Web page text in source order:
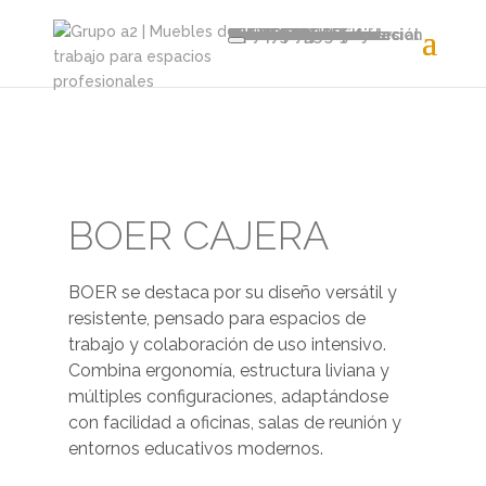
Home
Productos
Sillas y Sillones
Sillas Operativas
Sillones Gerenciales
Sillas Meeting
Soft Seating
Sillas Plásticas y fijas
Taburetes y Cajeras
Educación y Capacitación
Tandem
Clásicos Modernos
Muebles y Sistemas
Escritorios Gerenciales
Puestos Operativos
Puestos Elevables
Puestos Rebatibles
Mesas de Reunión
Mesas Coffee Break
Mesas de Arrime
Recepciones
Guardado
Panelería
Cabinas
Líneas de Mobiliario
Avant
Eter
Zen
Auri
Halo
Equinox
Recursos
Catálogo general
Fichas técnicas
Asesoramiento comercial
Proyectos
Soluciones
Nosotros
Servicios
Recursos
Distribuidores
Sumate
Contacto
BOER CAJERA
BOER se destaca por su diseño versátil y
resistente, pensado para espacios de
trabajo y colaboración de uso intensivo.
Combina ergonomía, estructura liviana y
múltiples configuraciones, adaptándose
con facilidad a oficinas, salas de reunión y
entornos educativos modernos.